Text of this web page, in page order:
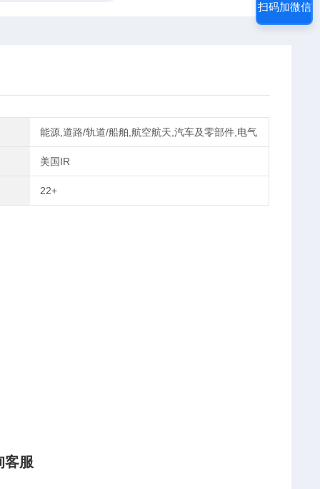
能源,道路/轨道/船舶,航空航天,汽车及零部件,电气
美国IR
22+
客服
扫码加微信